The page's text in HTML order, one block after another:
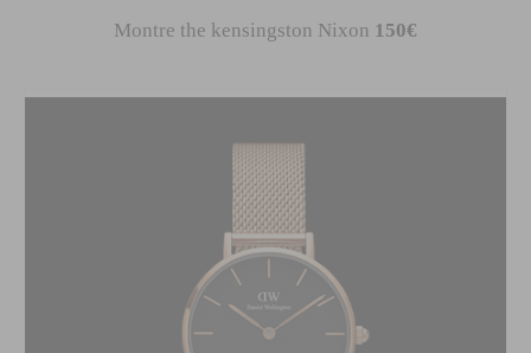
Montre the kensingston Nixon 150€